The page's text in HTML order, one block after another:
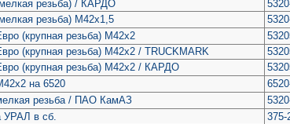
резьба) / КАРДО
резьба) М42х1,5
(крупная резьба) М42х2
(крупная резьба) М42х2 / TRUCKMARK
(крупная резьба) М42х2 / КАРДО
на 6520
резьба / ПАО КамАЗ
УРАЛ в сб.
375-